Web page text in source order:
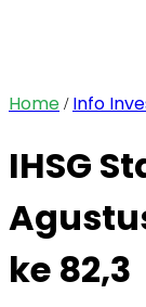
Home / Info
IHSG
ke 82,3